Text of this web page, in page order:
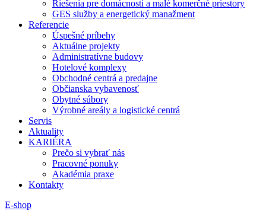
Riešenia pre domácnosti a malé komerčné priestory
GES služby a energetický manažment
Referencie
Úspešné príbehy
Aktuálne projekty
Administratívne budovy
Hotelové komplexy
Obchodné centrá a predajne
Občianska vybavenosť
Obytné súbory
Výrobné areály a logistické centrá
Servis
Aktuality
KARIÉRA
Prečo si vybrať nás
Pracovné ponuky
Akadémia praxe
Kontakty
E-shop